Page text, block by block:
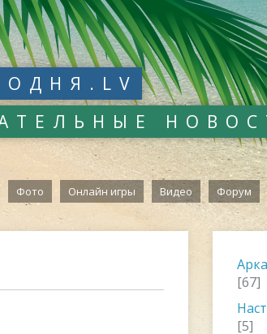
Фото Онлайн игры Видео Форум
[67]
[5]